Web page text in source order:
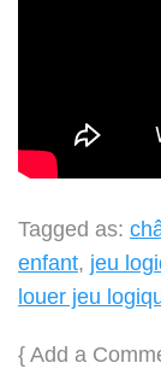
Tagged as:
enfant, jeu
louer jeu
{ Add a